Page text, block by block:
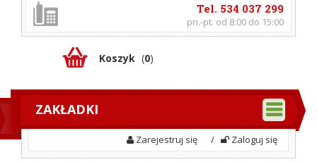
Tel. 534 037 299
pn.-pt. od 8:00 do 15:00
Koszyk (0)
ZAKŁADKI
Zarejestruj się / Zaloguj się